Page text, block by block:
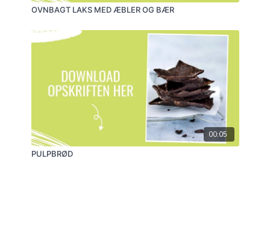
OVNBAGT LAKS MED ÆBLER OG BÆR
00:05
PULPBRØD